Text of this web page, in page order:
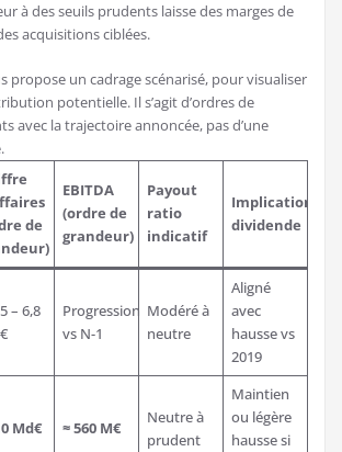
à des seuils prudents laisse des marges de
acquisitions ciblées.
propose un cadrage scénarisé, pour visualiser
potentielle. Il s’agit d’ordres de
avec la trajectoire annoncée, pas d’une
de
EBITDA
(ordre de
grandeur)
Payout
ratio
indicatif
Implication
dividende
– 6,8
Progression
vs N-1
Modéré à
neutre
Aligné
avec
hausse vs
2019
Md€ ≈ 560 M€
Neutre à
prudent
Maintien
ou légère
hausse si